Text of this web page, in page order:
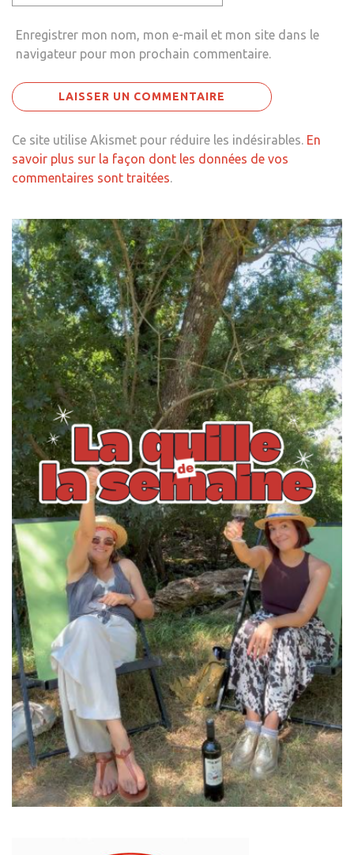
Enregistrer mon nom, mon e-mail et mon site dans le
navigateur pour mon prochain commentaire.
Ce site utilise Akismet pour réduire les indésirables. En
savoir plus sur la façon dont les données de vos
commentaires sont traitées.